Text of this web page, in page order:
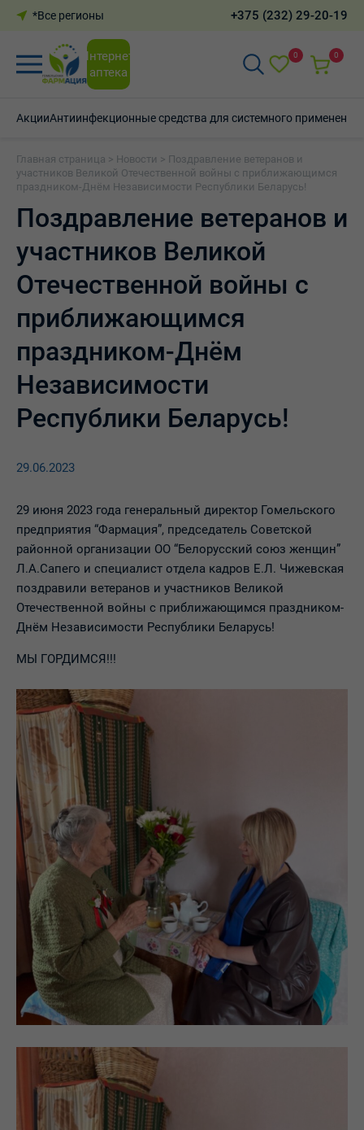
*Все регионы +375 (232) 29-20-19
Интернет-
аптека
0 0
АкцииАнтиинфекционные средства для системного применения
Главная страница > Новости > Поздравление ветеранов и
участников Великой Отечественной войны с приближающимся
праздником-Днём Независимости Республики Беларусь!
Поздравление ветеранов и
участников Великой
Отечественной войны с
приближающимся
праздником-Днём
Независимости
Республики Беларусь!
29.06.2023
29 июня 2023 года генеральный директор Гомельского
предприятия “Фармация”, председатель Советской
районной организации ОО “Белорусский союз женщин”
Л.А.Сапего и специалист отдела кадров Е.Л. Чижевская
поздравили ветеранов и участников Великой
Отечественной войны с приближающимся праздником-
Днём Независимости Республики Беларусь!
МЫ ГОРДИМСЯ!!!